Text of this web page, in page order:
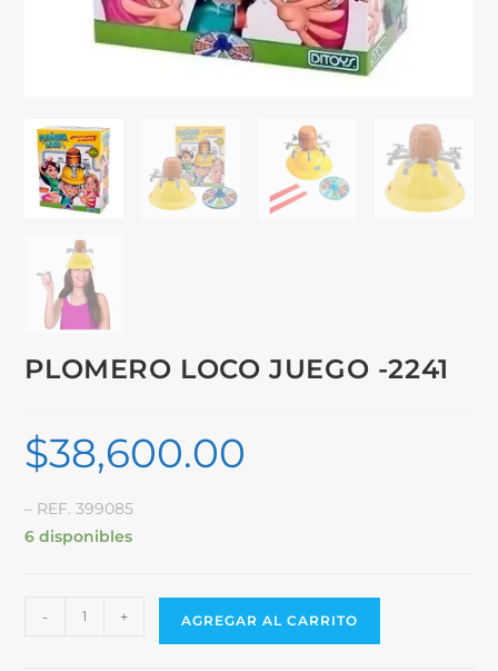
PLOMERO LOCO JUEGO -2241
$38,600.00
– REF. 399085
6 disponibles
- + AGREGAR AL CARRITO